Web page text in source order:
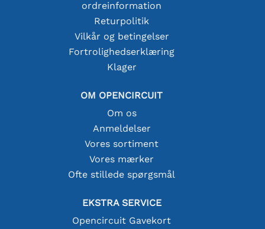
ordreinformation
Returpolitik
Vilkår og betingelser
Fortrolighedserklæring
Klager
OM OPENCIRCUIT
Om os
Anmeldelser
Vores sortiment
Vores mærker
Ofte stillede spørgsmål
EKSTRA SERVICE
Opencircuit Gavekort